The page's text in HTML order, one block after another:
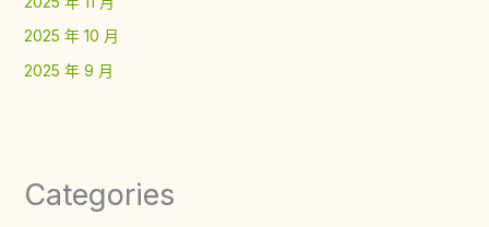
2025 年 10 月
2025 年 9 月
Categories